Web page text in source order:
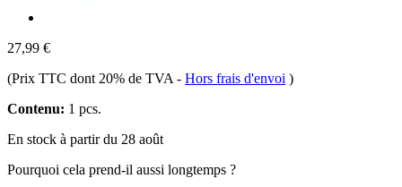
27,99 €
(Prix TTC dont 20% de TVA - Hors frais d'envoi )
Contenu: 1 pcs.
En stock à partir du 28 août
Pourquoi cela prend-il aussi longtemps ?